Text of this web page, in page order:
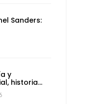
Sanders:
y
historia…